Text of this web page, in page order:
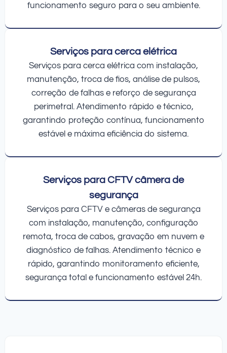
funcionamento seguro para o seu ambiente.
Serviços para cerca elétrica
Serviços para cerca elétrica com instalação,
manutenção, troca de fios, análise de pulsos,
correção de falhas e reforço de segurança
perimetral. Atendimento rápido e técnico,
garantindo proteção contínua, funcionamento
estável e máxima eficiência do sistema.
Serviços para CFTV câmera de
segurança
Serviços para CFTV e câmeras de segurança
com instalação, manutenção, configuração
remota, troca de cabos, gravação em nuvem e
diagnóstico de falhas. Atendimento técnico e
rápido, garantindo monitoramento eficiente,
segurança total e funcionamento estável 24h.